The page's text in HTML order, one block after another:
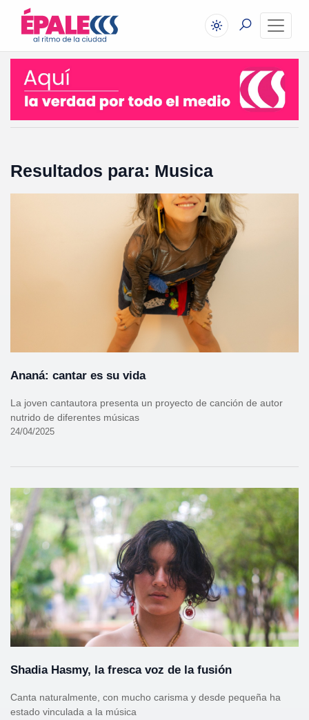
Resultados para: Musica
Ananá: cantar es su vida
La joven cantautora presenta un proyecto de canción de autor
nutrido de diferentes músicas
24/04/2025
Shadia Hasmy, la fresca voz de la fusión
Canta naturalmente, con mucho carisma y desde pequeña ha
estado vinculada a la música